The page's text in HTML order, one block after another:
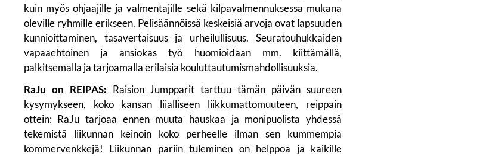
kuin myös ohjaajille ja valmentajille sekä kilpavalmennuksessa mukana
oleville ryhmille erikseen. Pelisäännöissä keskeisiä arvoja ovat lapsuuden
kunnioittaminen, tasavertaisuus ja urheilullisuus. Seuratouhukkaiden
vapaaehtoinen ja ansiokas työ huomioidaan mm. kiittämällä,
palkitsemalla ja tarjoamalla erilaisia kouluttautumismahdollisuuksia.
RaJu on REIPAS: Raision Jumpparit tarttuu tämän päivän suureen
kysymykseen, koko kansan liialliseen liikkumattomuuteen, reippain
ottein: RaJu tarjoaa ennen muuta hauskaa ja monipuolista yhdessä
tekemistä liikunnan keinoin koko perheelle ilman sen kummempia
kommervenkkejä! Liikunnan pariin tuleminen on helppoa ja kaikille